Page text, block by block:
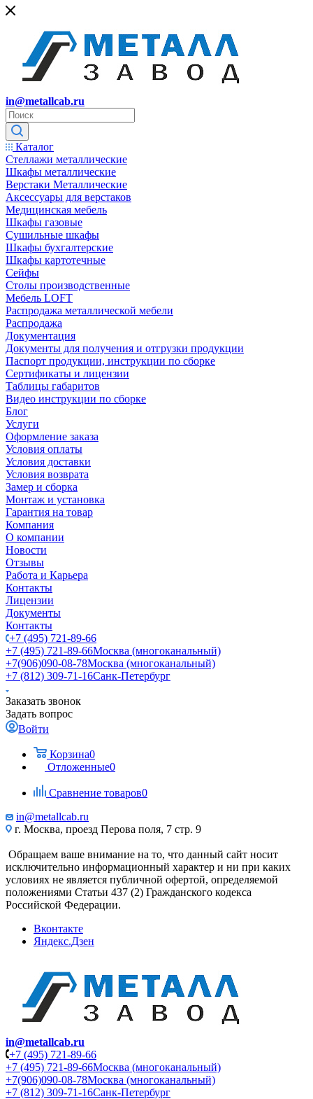
in@metallcab.ru
Каталог
Стеллажи металлические
Шкафы металлические
Верстаки Металлические
Аксессуары для верстаков
Медицинская мебель
Шкафы газовые
Сушильные шкафы
Шкафы бухгалтерские
Шкафы картотечные
Сейфы
Столы производственные
Мебель LOFT
Распродажа металлической мебели
Распродажа
Документация
Документы для получения и отгрузки продукции
Паспорт продукции, инструкции по сборке
Сертификаты и лицензии
Таблицы габаритов
Видео инструкции по сборке
Блог
Услуги
Оформление заказа
Условия оплаты
Условия доставки
Условия возврата
Замер и сборка
Монтаж и установка
Гарантия на товар
Компания
О компании
Новости
Отзывы
Работа и Карьера
Контакты
Лицензии
Документы
Контакты
+7 (495) 721-89-66
+7 (495) 721-89-66Москва (многоканальный)
+7(906)090-08-78Москва (многоканальный)
+7 (812) 309-71-16Санк-Петербург
Заказать звонок
Задать вопрос
Войти
Корзина0
Отложенные0
Сравнение товаров0
in@metallcab.ru
г. Москва, проезд Перова поля, 7 стр. 9
Обращаем ваше внимание на то, что данный сайт носит
исключительно информационный характер и ни при каких
условиях не является публичной офертой, определяемой
положениями Статьи 437 (2) Гражданского кодекса
Российской Федерации.
Вконтакте
Яндекс.Дзен
in@metallcab.ru
+7 (495) 721-89-66
+7 (495) 721-89-66Москва (многоканальный)
+7(906)090-08-78Москва (многоканальный)
+7 (812) 309-71-16Санк-Петербург